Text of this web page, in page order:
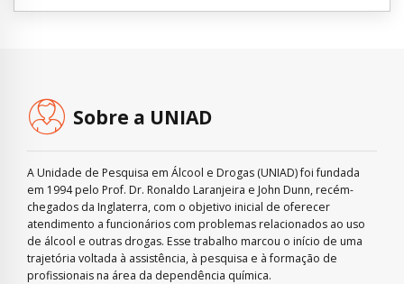
Sobre a UNIAD
A Unidade de Pesquisa em Álcool e Drogas (UNIAD) foi fundada
em 1994 pelo Prof. Dr. Ronaldo Laranjeira e John Dunn, recém-
chegados da Inglaterra, com o objetivo inicial de oferecer
atendimento a funcionários com problemas relacionados ao uso
de álcool e outras drogas. Esse trabalho marcou o início de uma
trajetória voltada à assistência, à pesquisa e à formação de
profissionais na área da dependência química.